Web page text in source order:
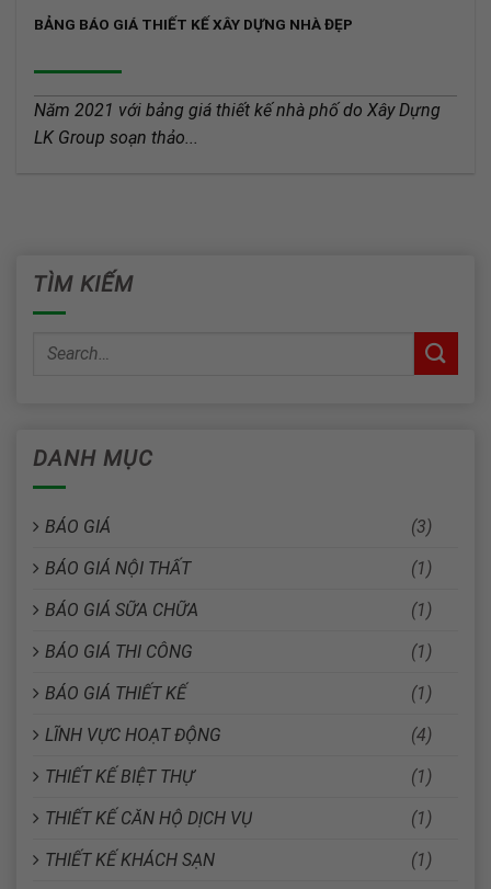
BẢNG BÁO GIÁ THIẾT KẾ XÂY DỰNG NHÀ ĐẸP
Năm 2021 với bảng giá thiết kế nhà phố do Xây Dựng
LK Group soạn thảo...
TÌM KIẾM
DANH MỤC
BÁO GIÁ
(3)
BÁO GIÁ NỘI THẤT
(1)
BÁO GIÁ SỮA CHỮA
(1)
BÁO GIÁ THI CÔNG
(1)
BÁO GIÁ THIẾT KẾ
(1)
LĨNH VỰC HOẠT ĐỘNG
(4)
THIẾT KẾ BIỆT THỰ
(1)
THIẾT KẾ CĂN HỘ DỊCH VỤ
(1)
THIẾT KẾ KHÁCH SẠN
(1)